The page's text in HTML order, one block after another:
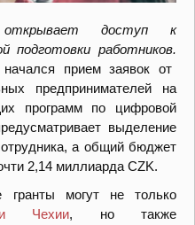
открывает доступ к
подготовки работников.
прием заявок от
предпринимателей на
программ по цифровой
выделение
а общий бюджет
2,14 миллиарда CZK.
гранты могут не только
Чехии, но также